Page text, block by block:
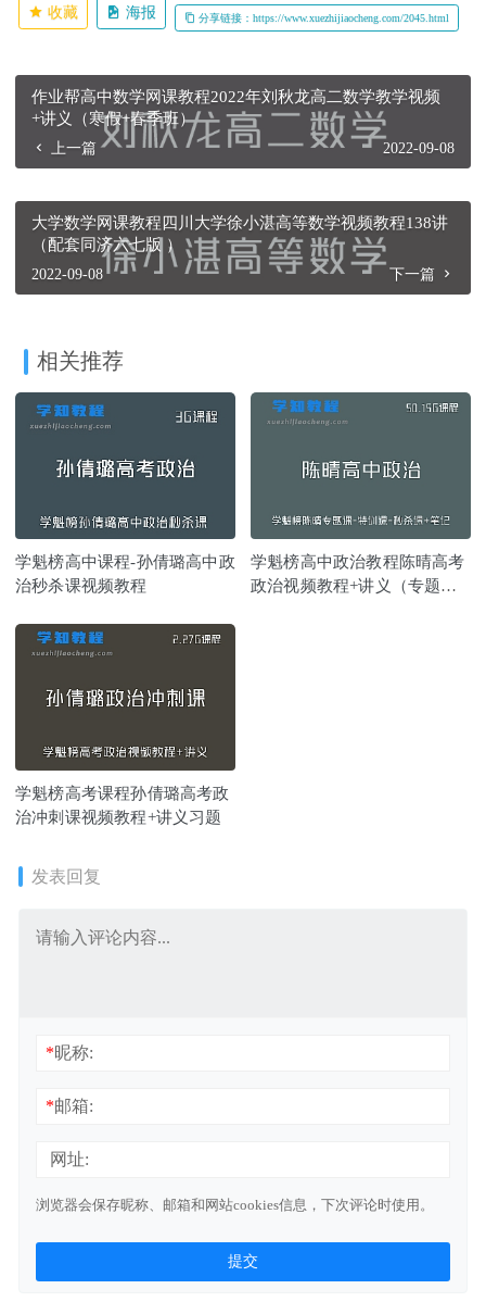
收藏 海报 分享链接：https://www.xuezhijiaocheng.com/2045.html
作业帮高中数学网课教程2022年刘秋龙高二数学教学视频
+讲义（寒假+春季班）
上一篇 2022-09-08
大学数学网课教程四川大学徐小湛高等数学视频教程138讲
（配套同济六七版 ）
2022-09-08 下一篇
相关推荐
学魁榜高中课程-孙倩璐高中政
治秒杀课视频教程
学魁榜高中政治教程陈晴高考
政治视频教程+讲义（专题课-
学魁榜高考课程孙倩璐高考政
治冲刺课视频教程+讲义习题
发表回复
*昵称:
*邮箱:
网址:
浏览器会保存昵称、邮箱和网站cookies信息，下次评论时使用。